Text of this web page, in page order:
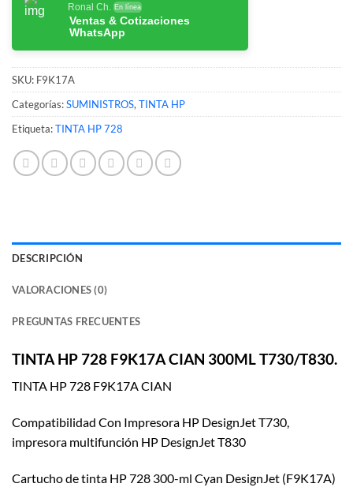
Ronal Ch. En línea
Ventas & Cotizaciones
WhatsApp
SKU: F9K17A
Categorías:SUMINISTROS, TINTA HP
Etiqueta:TINTA HP 728
DESCRIPCIÓN
VALORACIONES (0)
PREGUNTAS FRECUENTES
TINTA HP 728 F9K17A CIAN 300ML T730/T830.
TINTA HP 728 F9K17A CIAN
Compatibilidad Con Impresora HP DesignJet T730,
impresora multifunción HP DesignJet T830
Cartucho de tinta HP 728 300-ml Cyan DesignJet (F9K17A)